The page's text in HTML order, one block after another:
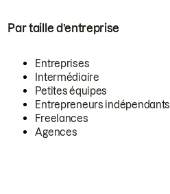
Par taille d’entreprise
Entreprises
Intermédiaire
Petites équipes
Entrepreneurs indépendants
Freelances
Agences